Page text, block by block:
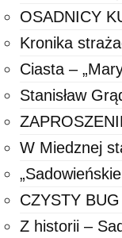
OSADNICY
Kronika
Ciasta –
Stanisław
W Miedznej
CZYSTY
Z historii –